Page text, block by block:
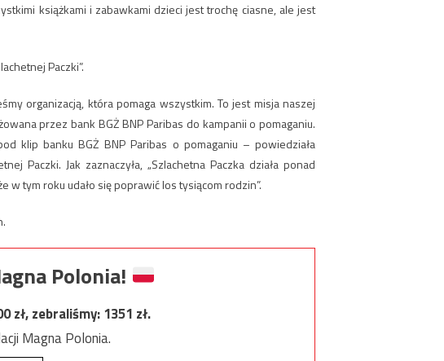
książkami i zabawkami dzieci jest trochę ciasne, ale jest
Paczki”.
organizacją, która pomaga wszystkim. To jest misja naszej
przez bank BGŻ BNP Paribas do kampanii o pomaganiu.
klip banku BGŻ BNP Paribas o pomaganiu – powiedziała
Paczki. Jak zaznaczyła, „Szlachetna Paczka działa ponad
w tym roku udało się poprawić los tysiącom rodzin”.
Polonia!
zł, zebraliśmy:1351 zł.
Magna Polonia.